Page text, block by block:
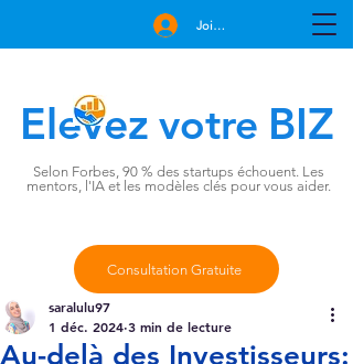
Elevez votre BIZ
Selon Forbes, 90 % des startups échouent. Les
mentors, l'IA et les modèles clés pour vous aider.
Consultation Gratuite
Join Free
Au-delà des Investisseurs:
saralulu97
1 déc. 2024 3 min de lecture